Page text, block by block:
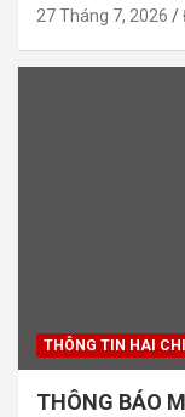
27 Tháng 7, 2026
THÔNG TIN HAI
THÔNG BÁO